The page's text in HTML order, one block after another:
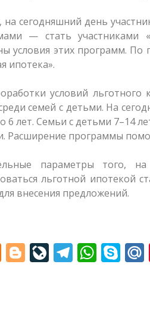
сегодняшний день
— стать участниками
условия этих программ. По
ипотека».
условий льготного
семей с детьми. На
6 лет. Семьи с детьми 7–14
Расширение программы
параметры того,
льготной ипотекой
внесения предложений.
O
d
Bl
o
Li
v
T
el
W
h
S
k